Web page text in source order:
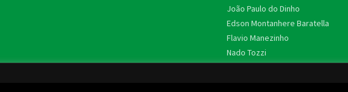
João Paulo do Dinho
Edson Montanhere Baratella
Flavio Manezinho
Nado Tozzi